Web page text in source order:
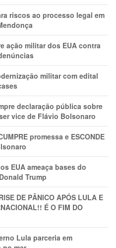
riscos ao processo legal em
ação militar dos EUA contra
militar com edital
declaração pública sobre
vice de Flávio Bolsonaro
promessa e ESCONDE
EUA ameaça bases do
Trump
DE PÂNlCO APÓS LULA E
É O FIM DO
Lula parceria em